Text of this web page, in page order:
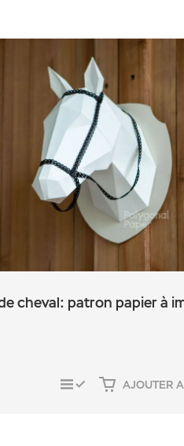
cheval: patron papier à
COMPARER AJOUTER